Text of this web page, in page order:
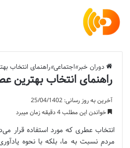
دوران خبر»اجتماعی»راهنمای انتخاب
راهنمای انتخاب بهترین
آخرین به روز رسانی: 25/04/1402
خواندن این مطلب 4 دقیقه زمان میبرد
انتخاب عطری که مورد استفاده قرار
مردم نسبت به ما، بلکه با نحوه